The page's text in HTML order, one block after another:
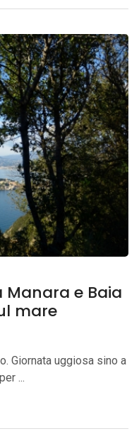
Manara e Baia
mare
Giornata uggiosa sino a
...